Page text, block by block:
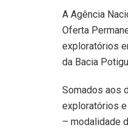
A Agência
Oferta
exploratórios
da Bacia
Somados aos
exploratórios
– modalidade